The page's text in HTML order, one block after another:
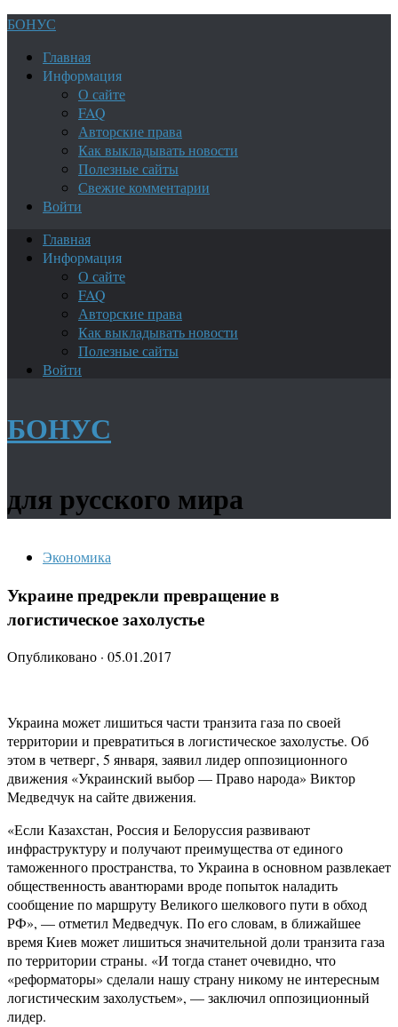
БОНУС
Главная
Информация
О сайте
FAQ
Авторские права
Как выкладывать новости
Полезные сайты
Свежие комментарии
Войти
Главная
Информация
О сайте
FAQ
Авторские права
Как выкладывать новости
Полезные сайты
Войти
БОНУС
для русского мира
Экономика
Украине предрекли превращение в
логистическое захолустье
Опубликовано · 05.01.2017
Украина может лишиться части транзита газа по своей
территории и превратиться в логистическое захолустье. Об
этом в четверг, 5 января, заявил лидер оппозиционного
движения «Украинский выбор — Право народа» Виктор
Медведчук на сайте движения.
«Если Казахстан, Россия и Белоруссия развивают
инфраструктуру и получают преимущества от единого
таможенного пространства, то Украина в основном развлекает
общественность авантюрами вроде попыток наладить
сообщение по маршруту Великого шелкового пути в обход
РФ», — отметил Медведчук. По его словам, в ближайшее
время Киев может лишиться значительной доли транзита газа
по территории страны. «И тогда станет очевидно, что
«реформаторы» сделали нашу страну никому не интересным
логистическим захолустьем», — заключил оппозиционный
лидер.